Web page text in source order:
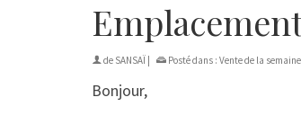
de SANSAÏ Posté dans : Vente de la semaine
Bonjour,